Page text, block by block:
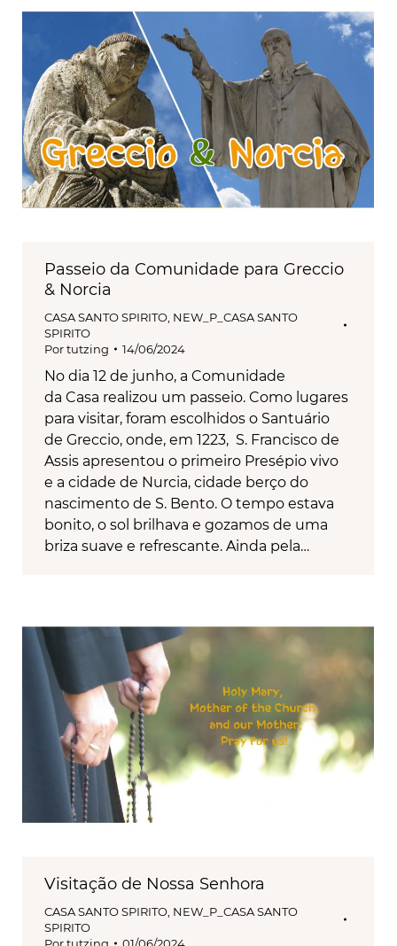
Passeio da Comunidade para Greccio
& Norcia
CASA SANTO SPIRITO NEW_P_CASA SANTO
SPIRITO
Portutzing 14/06/2024
No dia 12 de junho, a Comunidade
da Casa realizou um passeio. Como lugares
para visitar, foram escolhidos o Santuário
de Greccio, onde, em 1223, S. Francisco de
Assis apresentou o primeiro Presépio vivo
e a cidade de Nurcia, cidade berço do
nascimento de S. Bento. O tempo estava
bonito, o sol brilhava e gozamos de uma
briza suave e refrescante. Ainda pela…
Visitação de Nossa Senhora
CASA SANTO SPIRITO NEW_P_CASA SANTO
SPIRITO
Portutzing 01/06/2024